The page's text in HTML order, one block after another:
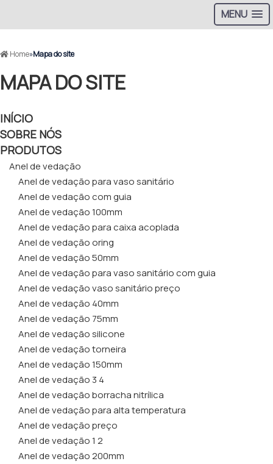
MENU
Home»Mapa do site
MAPA DO SITE
INÍCIO
SOBRE NÓS
PRODUTOS
Anel de vedação
Anel de vedação para vaso sanitário
Anel de vedação com guia
Anel de vedação 100mm
Anel de vedação para caixa acoplada
Anel de vedação oring
Anel de vedação 50mm
Anel de vedação para vaso sanitário com guia
Anel de vedação vaso sanitário preço
Anel de vedação 40mm
Anel de vedação 75mm
Anel de vedação silicone
Anel de vedação torneira
Anel de vedação 150mm
Anel de vedação 3 4
Anel de vedação borracha nitrílica
Anel de vedação para alta temperatura
Anel de vedação preço
Anel de vedação 1 2
Anel de vedação 200mm